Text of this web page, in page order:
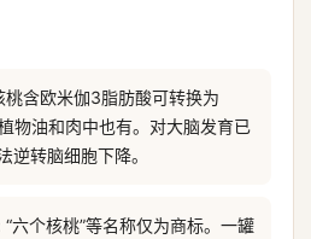
含欧米伽3脂肪酸可转换为
物油和肉中也有。对大脑发育已
逆转脑细胞下降。
六个核桃”等名称仅为商标。一罐